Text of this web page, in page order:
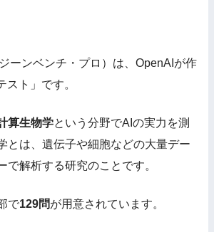
ーンベンチ・プロ）は、OpenAIが作
スト」です。
算生物学という分野でAIの実力を測
とは、遺伝子や細胞などの大量デー
で解析する研究のことです。
で129問が用意されています。